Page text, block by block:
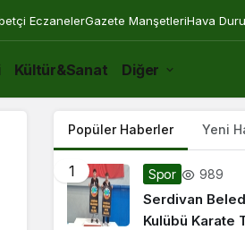
EczanelerGazete ManşetleriHava
Kültür&Sanat Diğer
Popüler Haberler Yeni
1 Spor 989
Serdivan
Kulübü Karate